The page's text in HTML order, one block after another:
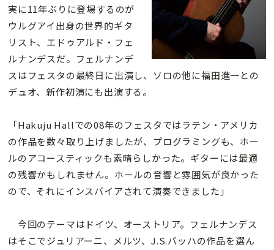
実に11年ぶりに登場するのが
ウルグアイ出身の世界的ギタ
リスト、エドゥアルド・フェ
ルナンデスだ。フェルナンデ
スはフェスタの最終日に出演し、ソロの他に福田進一との
デュオ、新作初演にも出演する。
「Hakuju Hallでの08年のフェスタではラテン・アメリカ
の作品を数々取り上げましたが、プログラミングも、ホー
ルのアコースティックも素晴らしかった。ギターには最適
の残響かもしれません。ホールの音響と雰囲気が良かった
ので、それにインスパイアされて演奏できました」
今回のテーマはドイツ、オーストリア。フェルナンデス
はそこでジュリアーニ、メルツ、J.S.バッハの作品を選ん